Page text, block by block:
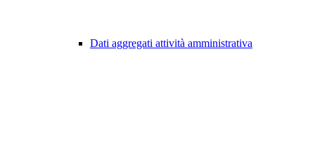
Dati aggregati attività amministrativa